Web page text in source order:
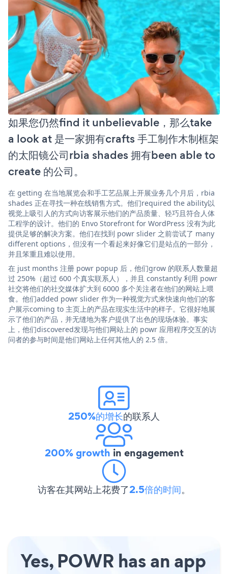
如果您仍然find it unbelievable，那么take
a look at 是一家拥有crafts 手工制作木制框架
的太阳镜公司rbia shades 拥有been able to
create 的公司。
在 getting 在当地展览会和手工艺品展上开展业务几个月后，rbia
shades 正在寻找一种在线销售方式。他们required the ability以
视觉上吸引人的方式向访客展示他们的产品质量、轻巧且符合人体
工程学的设计。他们的 Envo Storefront for WordPress 没有为此
提供足够的解决方案。他们在找到 powr slider 之前尝试了 many
different options，但没有一个看起来好像它们是站点的一部分，
并且笨重且难以使用。
在 just months 注册 powr popup 后，他们grow 的联系人数量超
过 250%（超过 600 个真实联系人），并且 constantly 利用 powr
社交将他们的社交媒体扩大到 6000 多个关注者在他们的网站上喂
食。他们added powr slider 作为一种视觉方式来快速向他们的客
户展示coming to 主页上的产品在现实生活中的样子。它很好地展
示了他们的产品，并无缝地为客户提供了出色的现场体验。事实
上，他们discovered发现与他们网站上的 powr 应用程序交互的访
问者的参与时间是他们网站上任何其他人的 2.5 倍。
250%的增长的联系人
200% growth in engagement
访客在其网站上花费了2.5倍的时间。
Yes, POWR has an app